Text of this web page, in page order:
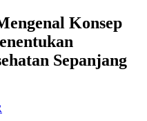
Konsep
Sepanjang